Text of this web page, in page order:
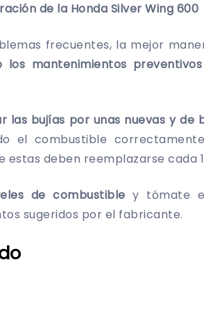
de la Honda Silver Wing 600
frecuentes, la mejor
los mantenimientos preventivos
las bujías por unas nuevas y de
el combustible
deben reemplazarse cada
de combustibley tómate
sugeridos por el fabricante.